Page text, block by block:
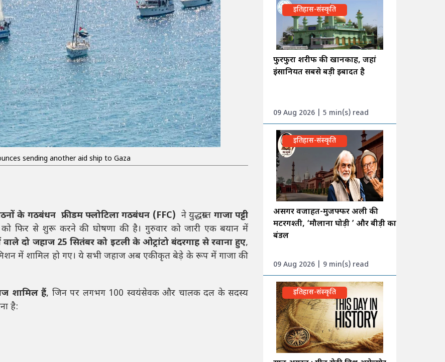
sending another aid ship to Gaza
के गठबंधन फ्रीडम फ्लोटिला गठबंधन (FFC) ने युद्धग्रस्त गाजा पट्टी
फिर से शुरू करने की घोषणा की है। गुरुवार को जारी एक बयान में
दो जहाज 25 सितंबर को इटली के ओट्रांटो बंदरगाह से रवाना हुए,
में शामिल हो गए। ये सभी जहाज अब एकीकृत बेड़े के रूप में गाजा की
शामिल हैं, जिन पर लगभग 100 स्वयंसेवक और चालक दल के सदस्य
है:
इतिहास-संस्कृति
फुरफुरा शरीफ की खानकाह, जहां
इंसानियत सबसे बड़ी इबादत है
09 Aug 2026 | 5 min(s) read
इतिहास-संस्कृति
असगर वजाहत-मुजफ्फर अली की
मटरगश्ती, ‘मौलाना घोड़ी ’ और बीड़ी का
बंडल
09 Aug 2026 | 9 min(s) read
इतिहास-संस्कृति